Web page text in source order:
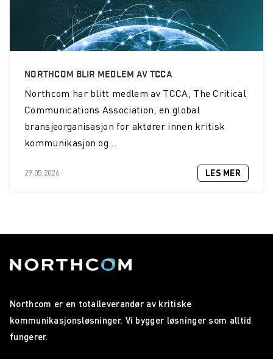
NORTHCOM BLIR MEDLEM AV TCCA
Northcom har blitt medlem av TCCA, The Critical
Communications Association, en global
bransjeorganisasjon for aktører innen kritisk
kommunikasjon og...
29.05.2026 LES MER
Northcom er en totalleverandør av kritiske
kommunikasjonsløsninger. Vi bygger løsninger som alltid
fungerer.